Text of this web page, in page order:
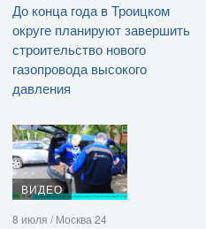
До конца года в Троицком
округе планируют завершить
строительство нового
газопровода высокого
давления
ВИДЕО
8 июля / Москва 24